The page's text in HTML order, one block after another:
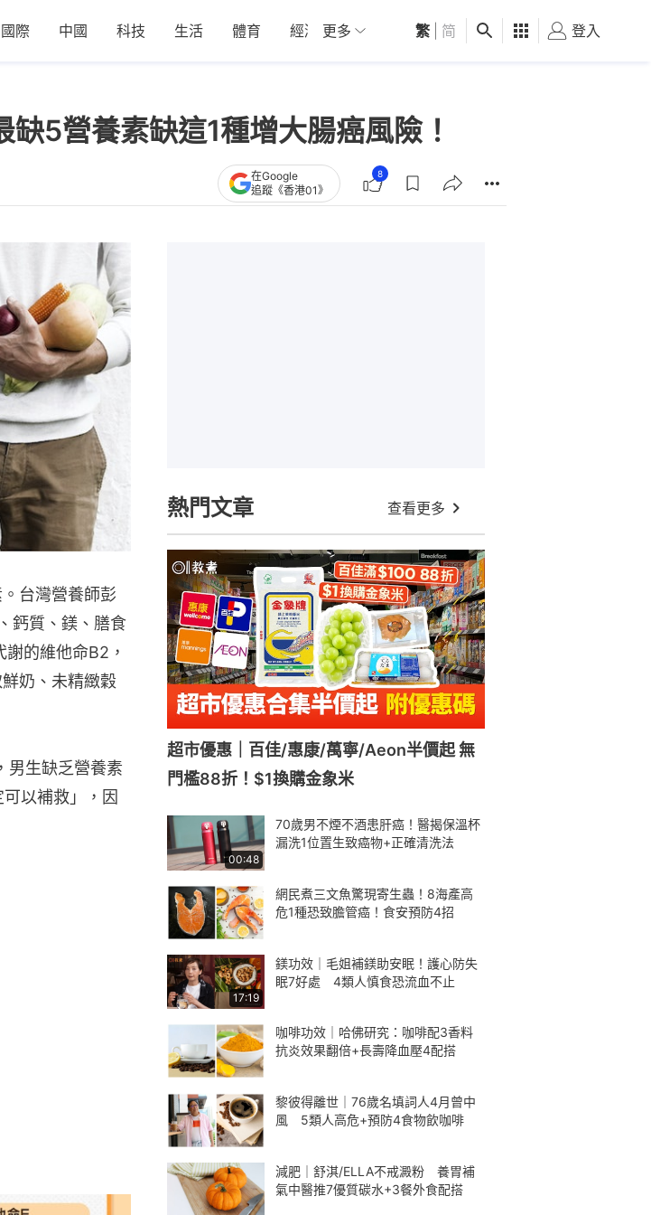
國際 中國 科技 生活 體育 經濟 01深圳 觀點 健康 好食玩飛
更多 繁 简 登入
5營養素缺這1種增大腸癌風險！
在Google
追蹤《香港01》
8
台灣營養師彭
鈣質、鎂、膳食
的維他命B2，
奶、未精緻穀
男生缺乏營養素
以補救」，因
熱門文章 查看更多
超市優惠｜百佳/惠康/萬寧/Aeon半價起 無
門檻88折！$1換購金象米
00:48
70歲男不煙不酒患肝癌！醫揭保溫杯
漏洗1位置生致癌物+正確清洗法
網民煮三文魚驚現寄生蟲！8海產高
危1種恐致膽管癌！食安預防4招
17:19
鎂功效｜毛姐補鎂助安眠！護心防失
眠7好處 4類人慎食恐流血不止
咖啡功效｜哈佛研究：咖啡配3香料
抗炎效果翻倍+長壽降血壓4配搭
黎彼得離世｜76歲名填詞人4月曾中
風 5類人高危+預防4食物飲咖啡
減肥｜舒淇/ELLA不戒澱粉 養胃補
氣中醫推7優質碳水+3餐外食配搭